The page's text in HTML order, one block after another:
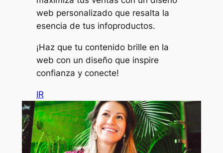
web personalizado que resalta la
esencia de tus infoproductos.
¡Haz que tu contenido brille en la
web con un diseño que inspire
confianza y conecte!
IR